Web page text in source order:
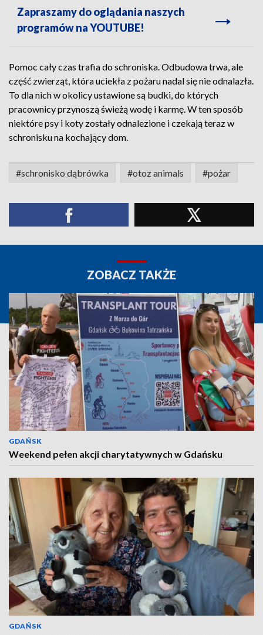
Zapraszamy do oglądania naszych
programów na YOUTUBE!
Pomoc cały czas trafia do schroniska. Odbudowa trwa, ale
część zwierząt, która uciekła z pożaru nadal się nie odnalazła.
To dla nich w okolicy ustawione są budki, do których
pracownicy przynoszą świeżą wodę i karmę. W ten sposób
niektóre psy i koty zostały odnalezione i czekają teraz w
schronisku na kochający dom.
#schronisko dąbrówka #otoz animals #pożar
ZOBACZ TAKŻE
GDAŃSK
Weekend pełen akcji charytatywnych w Gdańsku
GDAŃSK